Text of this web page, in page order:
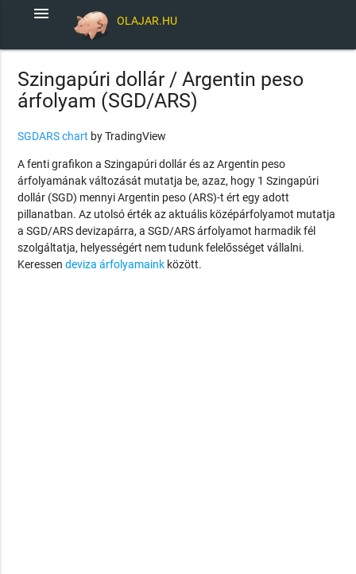
OLAJAR.HU
menu
Szingapúri dollár / Argentin peso
árfolyam (SGD/ARS)
SGDARS chart by TradingView
A fenti grafikon a Szingapúri dollár és az Argentin peso
árfolyamának változását mutatja be, azaz, hogy 1 Szingapúri
dollár (SGD) mennyi Argentin peso (ARS)-t ért egy adott
pillanatban. Az utolsó érték az aktuális középárfolyamot mutatja
a SGD/ARS devizapárra, a SGD/ARS árfolyamot harmadik fél
szolgáltatja, helyességért nem tudunk felelősséget vállalni.
Keressendeviza árfolyamaink között.